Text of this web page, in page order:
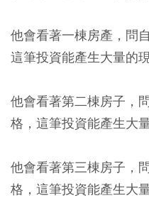
他會看著一棟房產，問
這筆投資能產生大量的
他會看著第二棟房子，
格，這筆投資能產生大
他會看著第三棟房子，
格，這筆投資能產生大